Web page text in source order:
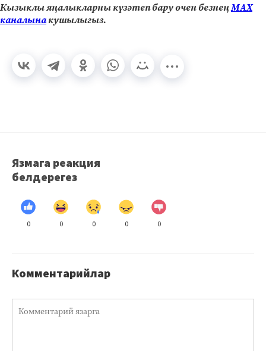
Кызыклы яңалыкларны күзәтеп бару өчен безнеңМАХ
каналынакушылыгыз.
Язмага реакция
белдерегез
0 0 0 0 0
Комментарийлар